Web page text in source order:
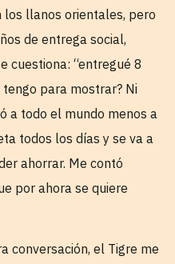
los llanos orientales, pero
de entrega social,
cuestiona: “entregué 8
tengo para mostrar? Ni
a todo el mundo menos a
todos los días y se va a
ahorrar. Me contó
por ahora se quiere
conversación, el Tigre me